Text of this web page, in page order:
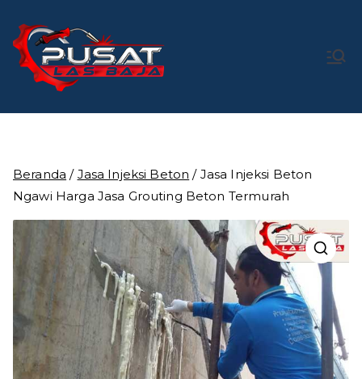
konten
Baja
Pusat Bengkel Las Profesional di Indonesia
Beranda / Jasa Injeksi Beton / Jasa Injeksi Beton
Ngawi Harga Jasa Grouting Beton Termurah